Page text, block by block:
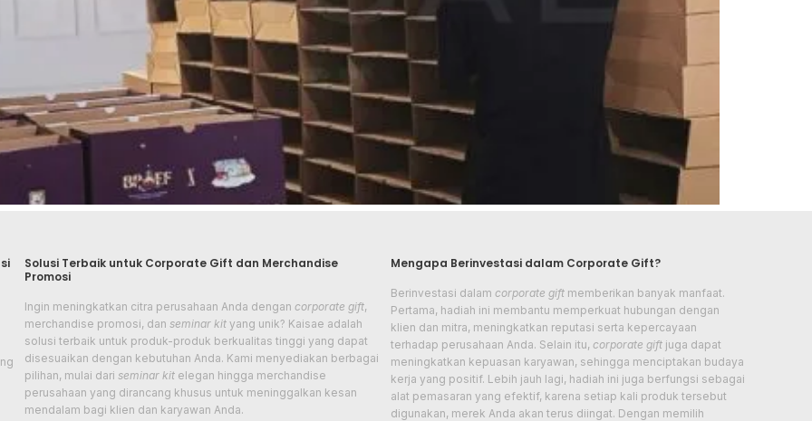
Solusi Terbaik untuk Corporate Gift dan Merchandise
Promosi
Ingin meningkatkan citra perusahaan Anda dengancorporate gift,
merchandise promosi, danseminar kit yang unik? Kaisae adalah
solusi terbaik untuk produk-produk berkualitas tinggi yang dapat
disesuaikan dengan kebutuhan Anda. Kami menyediakan berbagai
pilihan, mulai dariseminar kit elegan hingga merchandise
perusahaan yang dirancang khusus untuk meninggalkan kesan
mendalam bagi klien dan karyawan Anda.
Mengapa Berinvestasi dalam Corporate Gift?
Berinvestasi dalam corporate giftmemberikan banyak manfaat.
Pertama, hadiah ini membantu memperkuat hubungan dengan
klien dan mitra, meningkatkan reputasi serta kepercayaan
terhadap perusahaan Anda. Selain itu, corporate giftjuga dapat
meningkatkan kepuasan karyawan, sehingga menciptakan budaya
kerja yang positif. Lebih jauh lagi, hadiah ini juga berfungsi sebagai
alat pemasaran yang efektif, karena setiap kali produk tersebut
digunakan, merek Anda akan terus diingat. Dengan memilih